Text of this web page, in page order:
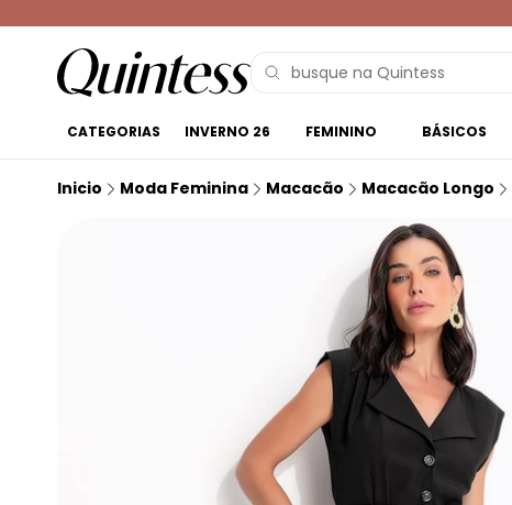
CATEGORIAS INVERNO 26 FEMININO BÁSICOS
Inicio Moda Feminina Macacão Macacão Longo